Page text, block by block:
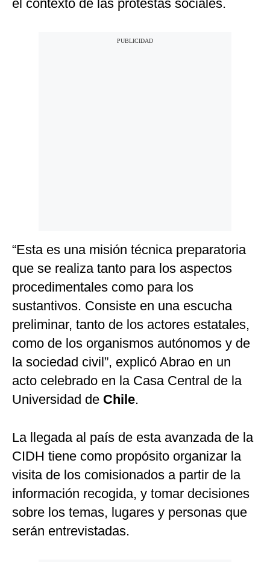
el contexto de las protestas sociales.
“Esta es una misión técnica preparatoria
que se realiza tanto para los aspectos
procedimentales como para los
sustantivos. Consiste en una escucha
preliminar, tanto de los actores estatales,
como de los organismos autónomos y de
la sociedad civil”, explicó Abrao en un
acto celebrado en la Casa Central de la
Universidad de Chile.
La llegada al país de esta avanzada de la
CIDH tiene como propósito organizar la
visita de los comisionados a partir de la
información recogida, y tomar decisiones
sobre los temas, lugares y personas que
serán entrevistadas.